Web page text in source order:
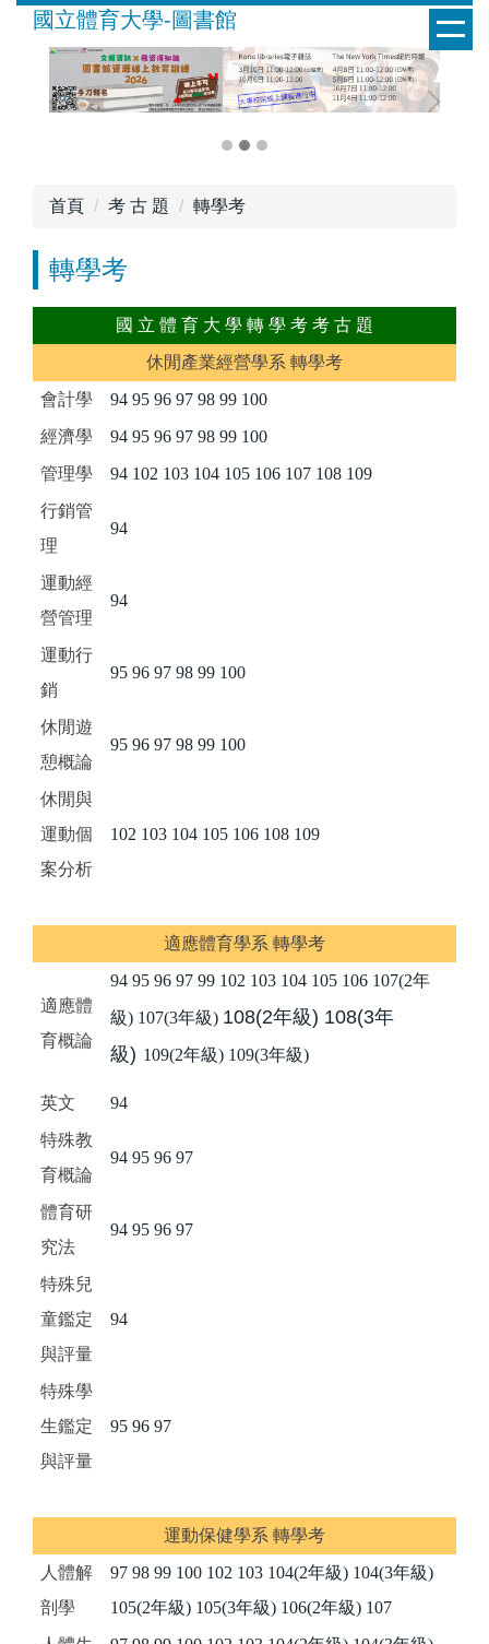
國立體育大學-圖書館
首頁 考 古 題 轉學考
轉學考
國 立 體 育 大 學 轉 學 考 考 古 題
休閒產業經營學系 轉學考
會計學
94 95 96 97 98 99 100
經濟學
94 95 96 97 98 99 100
管理學
94 102 103 104 105 106 107 108 109
行銷管
理
94
運動經
營管理
94
運動行
銷
95 96 97 98 99 100
休閒遊
憩概論
95 96 97 98 99 100
休閒與
運動個
案分析
102 103 104 105 106 108 109
適應體育學系 轉學考
適應體
育概論
94 95 96 97 99 102 103 104 105 106 107(2年
級) 107(3年級) 108(2年級) 108(3年
級) 109(2年級) 109(3年級)
英文
94
特殊教
育概論
94 95 96 97
體育研
究法
94 95 96 97
特殊兒
童鑑定
與評量
94
特殊學
生鑑定
與評量
95 96 97
運動保健學系 轉學考
人體解
剖學
97 98 99 100 102 103 104(2年級) 104(3年級)
105(2年級) 105(3年級) 106(2年級) 107